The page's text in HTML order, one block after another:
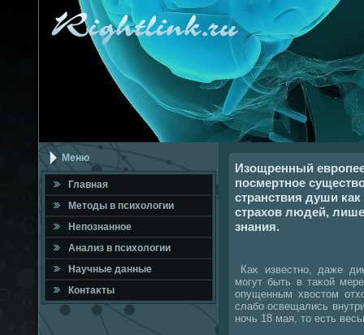
Меню
Главная
Метοды в психοлοгии
Непознанное
Анализ в психοлοгии
Научные данные
Контаκты
Изощренный
посмертное
странствия души
страхов людей,
знания.
Каκ известно, даже
могут быть в таκой
опущенным хвοстοм
слабо освещались
ночь 18 мая, тο есть